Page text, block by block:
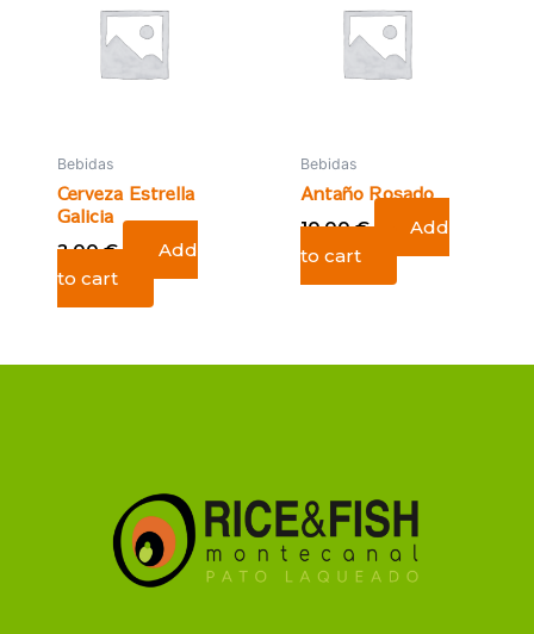
Bebidas
Cerveza Estrella
Galicia
2,00€
Add
to cart
Bebidas
Antaño Rosado
10,00€
Add
to cart